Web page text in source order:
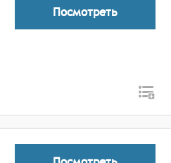
Посмотреть